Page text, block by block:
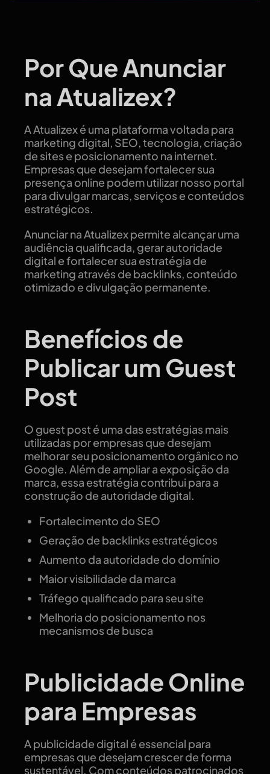
Por Que Anunciar
na Atualizex?
A Atualizex é uma plataforma voltada para
marketing digital, SEO, tecnologia, criação
de sites e posicionamento na internet.
Empresas que desejam fortalecer sua
presença online podem utilizar nosso portal
para divulgar marcas, serviços e conteúdos
estratégicos.
Anunciar na Atualizex permite alcançar uma
audiência qualificada, gerar autoridade
digital e fortalecer sua estratégia de
marketing através de backlinks, conteúdo
otimizado e divulgação permanente.
Benefícios de
Publicar um Guest
Post
O guest post é uma das estratégias mais
utilizadas por empresas que desejam
melhorar seu posicionamento orgânico no
Google. Além de ampliar a exposição da
marca, essa estratégia contribui para a
construção de autoridade digital.
Fortalecimento do SEO
Geração de backlinks estratégicos
Aumento da autoridade do domínio
Maior visibilidade da marca
Tráfego qualificado para seu site
Melhoria do posicionamento nos
mecanismos de busca
Publicidade Online
para Empresas
A publicidade digital é essencial para
empresas que desejam crescer de forma
sustentável. Com conteúdos patrocinados